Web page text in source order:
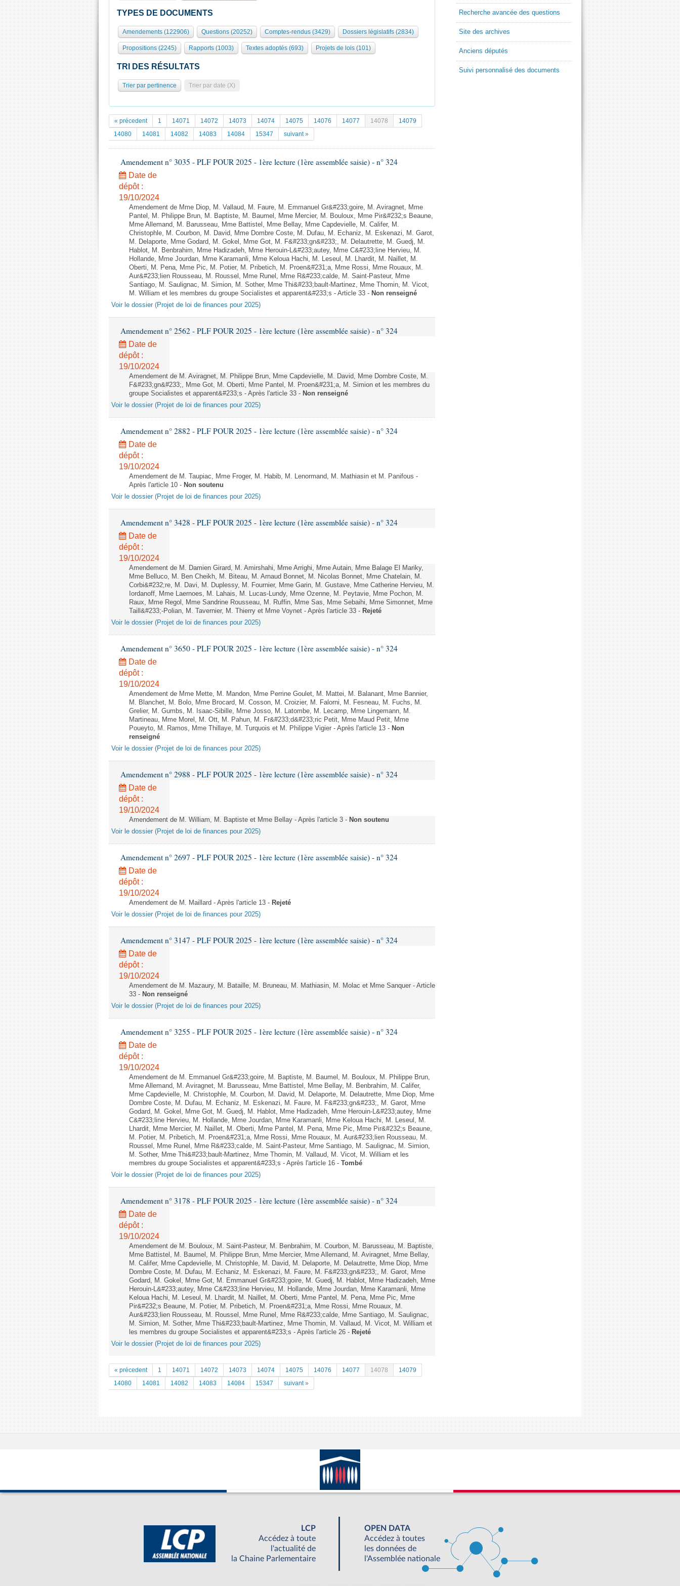
TYPES DE DOCUMENTS
Amendements (122906) Questions (20252) Comptes-rendus (3429) Dossiers législatifs (2834)
Propositions (2245) Rapports (1003) Textes adoptés (693) Projets de lois (101)
TRI DES RÉSULTATS
Trier par pertinence Trier par date (X)
« précedent 1 14071 14072 14073 14074 14075 14076 14077 14078
14079
14080
14081 14082 14083 14084 15347 suivant »
Amendement n° 3035 - PLF POUR 2025 - 1ère lecture (1ère assemblée saisie) - n° 324
Date de
dépôt :
19/10/2024
Amendement de Mme Diop, M. Vallaud, M. Faure, M. Emmanuel Gr&#233;goire, M. Aviragnet, Mme
Pantel, M. Philippe Brun, M. Baptiste, M. Baumel, Mme Mercier, M. Bouloux, Mme Pir&#232;s Beaune,
Mme Allemand, M. Barusseau, Mme Battistel, Mme Bellay, Mme Capdevielle, M. Califer, M.
Christophle, M. Courbon, M. David, Mme Dombre Coste, M. Dufau, M. Echaniz, M. Eskenazi, M. Garot,
M. Delaporte, Mme Godard, M. Gokel, Mme Got, M. F&#233;gn&#233;, M. Delautrette, M. Guedj, M.
Hablot, M. Benbrahim, Mme Hadizadeh, Mme Herouin-L&#233;autey, Mme C&#233;line Hervieu, M.
Hollande, Mme Jourdan, Mme Karamanli, Mme Keloua Hachi, M. Leseul, M. Lhardit, M. Naillet, M.
Oberti, M. Pena, Mme Pic, M. Potier, M. Pribetich, M. Proen&#231;a, Mme Rossi, Mme Rouaux, M.
Aur&#233;lien Rousseau, M. Roussel, Mme Runel, Mme R&#233;calde, M. Saint-Pasteur, Mme
Santiago, M. Saulignac, M. Simion, M. Sother, Mme Thi&#233;bault-Martinez, Mme Thomin, M. Vicot,
M. William et les membres du groupe Socialistes et apparent&#233;s - Article 33 - Non renseigné
Voir le dossier (Projet de loi de finances pour 2025)
Amendement n° 2562 - PLF POUR 2025 - 1ère lecture (1ère assemblée saisie) - n° 324
Date de
dépôt :
19/10/2024
Amendement de M. Aviragnet, M. Philippe Brun, Mme Capdevielle, M. David, Mme Dombre Coste, M.
F&#233;gn&#233;, Mme Got, M. Oberti, Mme Pantel, M. Proen&#231;a, M. Simion et les membres du
groupe Socialistes et apparent&#233;s - Après l'article 33 - Non renseigné
Voir le dossier (Projet de loi de finances pour 2025)
Amendement n° 2882 - PLF POUR 2025 - 1ère lecture (1ère assemblée saisie) - n° 324
Date de
dépôt :
19/10/2024
Amendement de M. Taupiac, Mme Froger, M. Habib, M. Lenormand, M. Mathiasin et M. Panifous -
Après l'article 10 - Non soutenu
Voir le dossier (Projet de loi de finances pour 2025)
Amendement n° 3428 - PLF POUR 2025 - 1ère lecture (1ère assemblée saisie) - n° 324
Date de
dépôt :
19/10/2024
Amendement de M. Damien Girard, M. Amirshahi, Mme Arrighi, Mme Autain, Mme Balage El Mariky,
Mme Belluco, M. Ben Cheikh, M. Biteau, M. Arnaud Bonnet, M. Nicolas Bonnet, Mme Chatelain, M.
Corbi&#232;re, M. Davi, M. Duplessy, M. Fournier, Mme Garin, M. Gustave, Mme Catherine Hervieu, M.
Iordanoff, Mme Laernoes, M. Lahais, M. Lucas-Lundy, Mme Ozenne, M. Peytavie, Mme Pochon, M.
Raux, Mme Regol, Mme Sandrine Rousseau, M. Ruffin, Mme Sas, Mme Sebaihi, Mme Simonnet, Mme
Taill&#233;-Polian, M. Tavernier, M. Thierry et Mme Voynet - Après l'article 33 - Rejeté
Voir le dossier (Projet de loi de finances pour 2025)
Amendement n° 3650 - PLF POUR 2025 - 1ère lecture (1ère assemblée saisie) - n° 324
Date de
dépôt :
19/10/2024
Amendement de Mme Mette, M. Mandon, Mme Perrine Goulet, M. Mattei, M. Balanant, Mme Bannier,
M. Blanchet, M. Bolo, Mme Brocard, M. Cosson, M. Croizier, M. Falorni, M. Fesneau, M. Fuchs, M.
Grelier, M. Gumbs, M. Isaac-Sibille, Mme Josso, M. Latombe, M. Lecamp, Mme Lingemann, M.
Martineau, Mme Morel, M. Ott, M. Pahun, M. Fr&#233;d&#233;ric Petit, Mme Maud Petit, Mme
Poueyto, M. Ramos, Mme Thillaye, M. Turquois et M. Philippe Vigier - Après l'article 13 - Non
renseigné
Voir le dossier (Projet de loi de finances pour 2025)
Amendement n° 2988 - PLF POUR 2025 - 1ère lecture (1ère assemblée saisie) - n° 324
Date de
dépôt :
19/10/2024
Amendement de M. William, M. Baptiste et Mme Bellay - Après l'article 3 - Non soutenu
Voir le dossier (Projet de loi de finances pour 2025)
Amendement n° 2697 - PLF POUR 2025 - 1ère lecture (1ère assemblée saisie) - n° 324
Date de
dépôt :
19/10/2024
Amendement de M. Maillard - Après l'article 13 - Rejeté
Voir le dossier (Projet de loi de finances pour 2025)
Amendement n° 3147 - PLF POUR 2025 - 1ère lecture (1ère assemblée saisie) - n° 324
Date de
dépôt :
19/10/2024
Amendement de M. Mazaury, M. Bataille, M. Bruneau, M. Mathiasin, M. Molac et Mme Sanquer - Article
33 - Non renseigné
Voir le dossier (Projet de loi de finances pour 2025)
Amendement n° 3255 - PLF POUR 2025 - 1ère lecture (1ère assemblée saisie) - n° 324
Date de
dépôt :
19/10/2024
Amendement de M. Emmanuel Gr&#233;goire, M. Baptiste, M. Baumel, M. Bouloux, M. Philippe Brun,
Mme Allemand, M. Aviragnet, M. Barusseau, Mme Battistel, Mme Bellay, M. Benbrahim, M. Califer,
Mme Capdevielle, M. Christophle, M. Courbon, M. David, M. Delaporte, M. Delautrette, Mme Diop, Mme
Dombre Coste, M. Dufau, M. Echaniz, M. Eskenazi, M. Faure, M. F&#233;gn&#233;, M. Garot, Mme
Godard, M. Gokel, Mme Got, M. Guedj, M. Hablot, Mme Hadizadeh, Mme Herouin-L&#233;autey, Mme
C&#233;line Hervieu, M. Hollande, Mme Jourdan, Mme Karamanli, Mme Keloua Hachi, M. Leseul, M.
Lhardit, Mme Mercier, M. Naillet, M. Oberti, Mme Pantel, M. Pena, Mme Pic, Mme Pir&#232;s Beaune,
M. Potier, M. Pribetich, M. Proen&#231;a, Mme Rossi, Mme Rouaux, M. Aur&#233;lien Rousseau, M.
Roussel, Mme Runel, Mme R&#233;calde, M. Saint-Pasteur, Mme Santiago, M. Saulignac, M. Simion,
M. Sother, Mme Thi&#233;bault-Martinez, Mme Thomin, M. Vallaud, M. Vicot, M. William et les
membres du groupe Socialistes et apparent&#233;s - Après l'article 16 - Tombé
Voir le dossier (Projet de loi de finances pour 2025)
Amendement n° 3178 - PLF POUR 2025 - 1ère lecture (1ère assemblée saisie) - n° 324
Date de
dépôt :
19/10/2024
Amendement de M. Bouloux, M. Saint-Pasteur, M. Benbrahim, M. Courbon, M. Barusseau, M. Baptiste,
Mme Battistel, M. Baumel, M. Philippe Brun, Mme Mercier, Mme Allemand, M. Aviragnet, Mme Bellay,
M. Califer, Mme Capdevielle, M. Christophle, M. David, M. Delaporte, M. Delautrette, Mme Diop, Mme
Dombre Coste, M. Dufau, M. Echaniz, M. Eskenazi, M. Faure, M. F&#233;gn&#233;, M. Garot, Mme
Godard, M. Gokel, Mme Got, M. Emmanuel Gr&#233;goire, M. Guedj, M. Hablot, Mme Hadizadeh, Mme
Herouin-L&#233;autey, Mme C&#233;line Hervieu, M. Hollande, Mme Jourdan, Mme Karamanli, Mme
Keloua Hachi, M. Leseul, M. Lhardit, M. Naillet, M. Oberti, Mme Pantel, M. Pena, Mme Pic, Mme
Pir&#232;s Beaune, M. Potier, M. Pribetich, M. Proen&#231;a, Mme Rossi, Mme Rouaux, M.
Aur&#233;lien Rousseau, M. Roussel, Mme Runel, Mme R&#233;calde, Mme Santiago, M. Saulignac,
M. Simion, M. Sother, Mme Thi&#233;bault-Martinez, Mme Thomin, M. Vallaud, M. Vicot, M. William et
les membres du groupe Socialistes et apparent&#233;s - Après l'article 26 - Rejeté
Voir le dossier (Projet de loi de finances pour 2025)
« précedent 1 14071 14072 14073 14074 14075 14076 14077 14078
14079
14080
14081 14082 14083 14084 15347 suivant »
Recherche avancée des questions
Site des archives
Anciens députés
Suivi personnalisé des documents
LCP
Accédez à toute
l'actualité de
la Chaine Parlementaire
OPEN DATA
Accédez à toutes
les données de
l'Assemblée nationale